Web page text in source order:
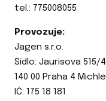
tel.: 775008055
Provozuje:
Jagen s.r.o.
Sídlo: Jaurisova 515/4
140 00 Praha 4 Michle
IČ: 175 18 181